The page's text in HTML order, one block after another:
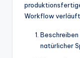
Workflow
natürlicher